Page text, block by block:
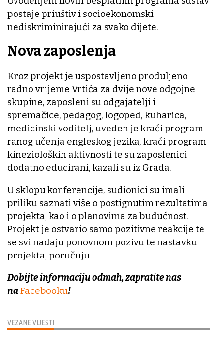
VEZANE VIJESTI
postaje priuštiv i socioekonomski
nediskriminirajući za svako dijete.
Nova zaposlenja
Kroz projekt je uspostavljeno produljeno
radno vrijeme Vrtića za dvije nove odgojne
skupine, zaposleni su odgajatelji i
spremačice, pedagog, logoped, kuharica,
medicinski voditelj, uveden je kraći program
ranog učenja engleskog jezika, kraći program
kinezioloških aktivnosti te su zaposlenici
dodatno educirani, kazali su iz Grada.
U sklopu konferencije, sudionici su imali
priliku saznati više o postignutim rezultatima
projekta, kao i o planovima za budućnost.
Projekt je ostvario samo pozitivne reakcije te
se svi nadaju ponovnom pozivu te nastavku
projekta, poručuju.
Dobijte informaciju odmah, zapratite nas
naFacebooku!